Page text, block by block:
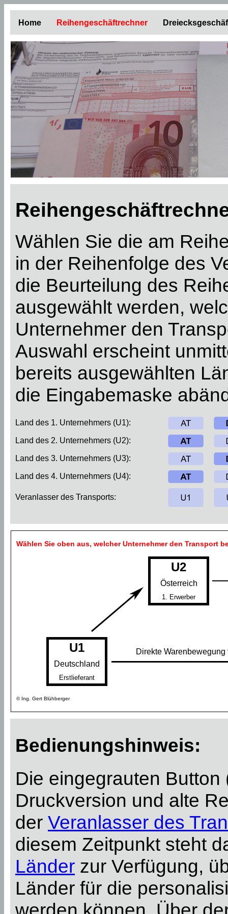
Home Reihengeschäftrechner
Wählen Sie die am
in der Reihenfolge des
die Beurteilung des
ausgewählt werden,
Unternehmer den
Auswahl erscheint
bereits ausgewählten
die Eingabemaske
Land des 1. Unternehmers (U1):
Land des 2. Unternehmers (U2):
Land des 3. Unternehmers (U3):
Land des 4. Unternehmers (U4):
Veranlasser des Transports:
Wählen Sie oben aus, welcher Unternehmer den Transport
U2
Österreich
1. Erwerber
U1
Deutschland
Erstlieferant
Direkte
© Ing. Gert Blühberger
Bedienungshinweis:
Die eingegrauten
Druckversion und alte
der Veranlasser des
diesem Zeitpunkt steht
Länder zur Verfügung,
Länder für die
werden können. Über